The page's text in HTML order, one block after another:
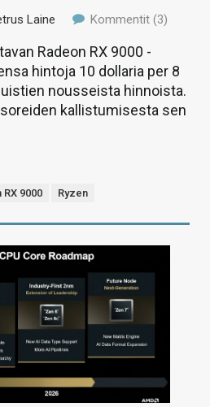
Laine Kommentit (3)
Radeon RX 9000 -
hintoja 10 dollaria per 8
nousseista hinnoista.
kallistumisesta sen
RX 9000 Ryzen